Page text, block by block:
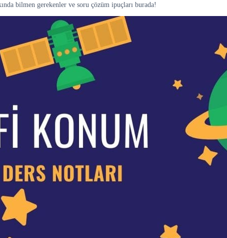
bilmen gerekenler ve soru çözüm ipuçları burada!